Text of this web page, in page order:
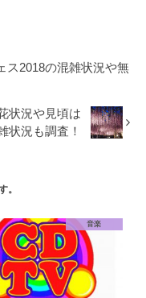
ス2018の混雑状況や無
状況や見頃は
状況も調査！
。
音楽